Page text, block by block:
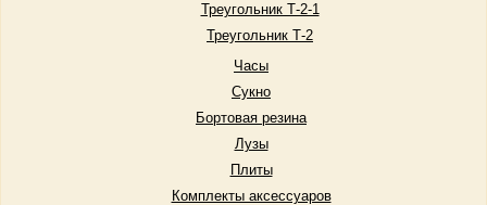
Треугольник Т-2-1
Треугольник Т-2
Часы
Сукно
Бортовая резина
Лузы
Плиты
Комплекты аксессуаров